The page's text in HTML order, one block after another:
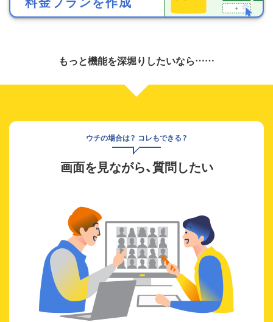
もっと機能を深堀りしたいなら……
ウチの場合は？ コレもできる？
画面を見ながら、質問したい